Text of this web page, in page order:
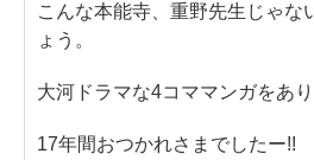
こんな本能寺、重野先生じゃな
ょう。
大河ドラマな4コママンガをあり
17年間おつかれさまでしたー!!